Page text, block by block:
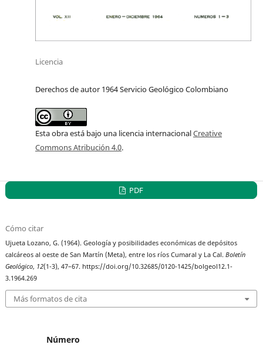
Licencia
Derechos de autor 1964 Servicio Geológico Colombiano
Esta obra está bajo una licencia internacionalCreative
Commons Atribución 4.0.
PDF
Cómo citar
Ujueta Lozano, G. (1964). Geología y posibilidades económicas de depósitos
calcáreos al oeste de San Martín (Meta), entre los ríos Cumaral y La Cal.Boletín
Geológico, 12(1-3), 47–67. https://doi.org/10.32685/0120-1425/bolgeol12.1-
3.1964.269
Más formatos de cita
Número